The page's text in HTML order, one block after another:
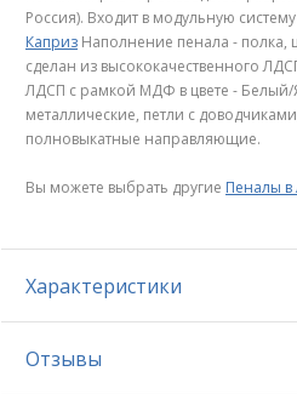
Россия). Входит в модульную систему
Каприз Наполнение пенала - полка,
сделан из высококачественного
ЛДСП с рамкой МДФ в цвете - Белый/
металлические, петли с
полновыкатные направляющие.
Вы можете выбрать другие Пеналы в
Характеристики
Отзывы